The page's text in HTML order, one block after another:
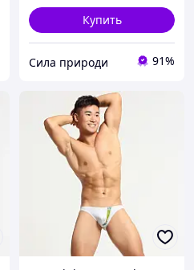
Купить
Сила природи 91%